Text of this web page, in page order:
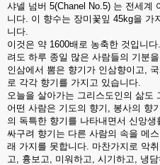
샤넬 넘버 5(Chanel No.5) 는 전세계
니다. 이 향수는 장미꽃잎 45kg을 가
니다.
이것은 약 1600배로 농축한 것입니다.
려도 하루 종일 많은 사람들의 기분을
인삼에서 뽐은 향기가 인삼향이고,
로 각각 향기를 가지고 있습니다.
오늘을 살아가는 그리스도인의 삶도
어떤 사람은 기도의 향기 , 봉사의 향기
의 독특한 향기를 나타내면서 신앙생
싸구려 향기는 다른 사람의 속을 메
래 가지를 못합니다. 마찬가지로 악
고, 흉보고, 미워하고, 시기하고, 냉